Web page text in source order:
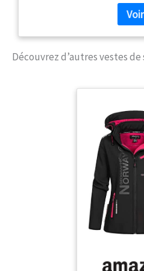
fausse
Découvrez d’autres vestes